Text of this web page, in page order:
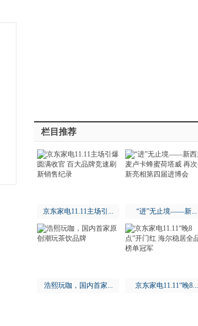
栏目推荐
京东家电11.11主场引... “进”无止境——新...
浩熙玩咖，国内首家... 京东家电11.11“晚8...